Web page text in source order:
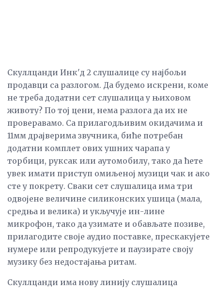
Скуллцанди Инк'д 2 слушалице су најбољи
продавци са разлогом. Да будемо искрени, коме
не треба додатни сет слушалица у њиховом
животу? По тој цени, нема разлога да их не
проверавамо. Са прилагодљивим окидачима и
11мм драјверима звучника, биће потребан
додатни комплет ових ушних чарапа у
торбици, руксак или аутомобилу, тако да ћете
увек имати приступ омиљеној музици чак и ако
сте у покрету. Сваки сет слушалица има три
одвојене величине силиконских ушица (мала,
средња и велика) и укључује ин-лине
микрофон, тако да узимате и обављате позиве,
прилагодите своје аудио поставке, прескакујете
нумере или репродукујете и паузирате своју
музику без недостајања ритам.
Скуллцанди има нову линију слушалица